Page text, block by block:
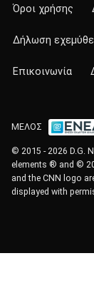
Όροι χρήσης
Δήλωση
Επικοινωνία
ΜΕΛΟΣ
© 2015 - 2026 D.G.
elements ® and ©
and the CNN logo
displayed with